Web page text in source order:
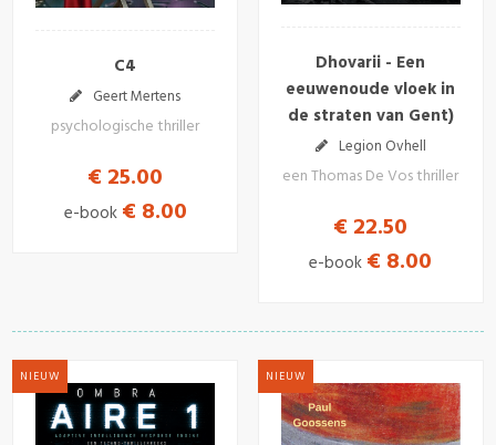
C4
Geert Mertens
psychologische thriller
€ 25.00
e-book € 8.00
Dhovarii - Een
eeuwenoude vloek in
de straten van Gent)
Legion Ovhell
een Thomas De Vos thriller
€ 22.50
e-book € 8.00
NIEUW NIEUW